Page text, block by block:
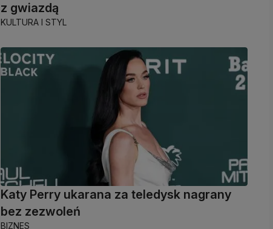
z gwiazdą
KULTURA I STYL
Katy Perry ukarana za teledysk nagrany
bez zezwoleń
BIZNES